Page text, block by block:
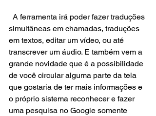
simultâneas em chamadas, traduções
em textos, editar um vídeo, ou até
transcrever um áudio. E também vem a
grande novidade que é a possibilidade
de você circular alguma parte da tela
que gostaria de ter mais informações e
o próprio sistema reconhecer e fazer
uma pesquisa no Google somente